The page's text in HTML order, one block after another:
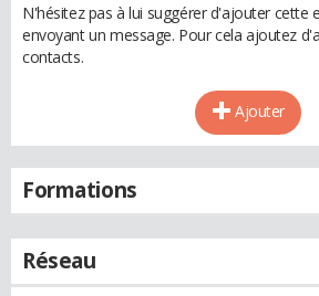
N'hésitez pas à lui suggérer d'ajouter cette
envoyant un message. Pour cela ajoutez
contacts.
Ajouter
Formations
Réseau